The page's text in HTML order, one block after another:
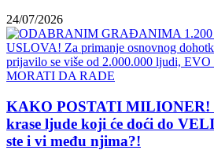
24/07/2026
KAKO POSTATI MILIONER!
krase ljude koji će doći do
ste i vi među njima?!